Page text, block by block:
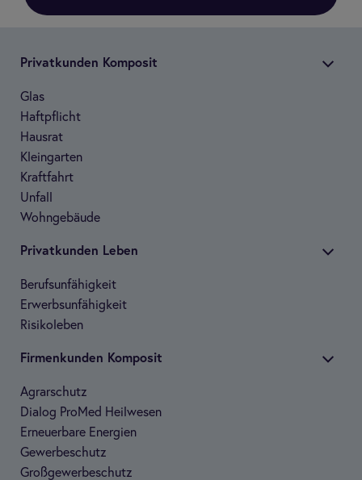
Pri­vat­kun­den Kom­po­sit
Glas
Haft­pflicht
Haus­rat
Klein­gar­ten
Kraft­fahrt
Unfall
Wohn­ge­bäude
Pri­vat­kun­den Leben
Berufs­un­fä­hig­keit
Erwerbs­un­fä­hig­keit
Risi­ko­le­ben
Fir­men­kun­den Kom­po­sit
Agrar­schutz
Dia­log Pro­Med Heil­we­sen
Erneu­er­bare Ener­gien
Gewer­be­schutz
Groß­ge­wer­be­schutz